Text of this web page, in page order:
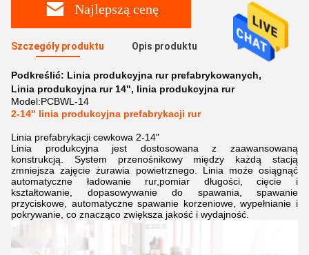
Najlepszą cenę
Szczegóły produktu Opis produktu
Podkreślić: Linia produkcyjna rur prefabrykowanych,
Linia produkcyjna rur 14", linia produkcyjna rur
Model:PCBWL-14
2-14" linia produkcyjna prefabrykacji rur
Linia prefabrykacji cewkowa 2-14"
Linia produkcyjna jest dostosowana z zaawansowaną
konstrukcją. System przenośnikowy między każdą stacją
zmniejsza zajęcie żurawia powietrznego. Linia może osiągnąć
automatyczne ładowanie rur,pomiar długości, cięcie i
kształtowanie, dopasowywanie do spawania, spawanie
przyciskowe, automatyczne spawanie korzeniowe, wypełnianie i
pokrywanie, co znacząco zwiększa jakość i wydajność.